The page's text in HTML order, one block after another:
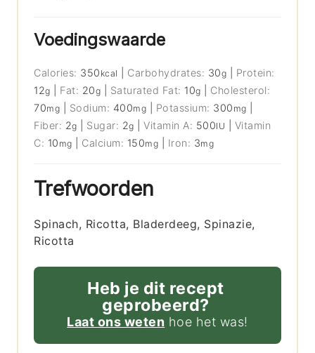
Voedingswaarde
Calories: 350 kcal Carbohydrates: 30g
Protein:
12g Fat: 20g Saturated Fat: 10g
Cholesterol:
70mg Sodium: 400mg Potassium: 300 mg
Fiber: 2g Sugar: 2g |Vitamin A: 500IU
Vitamin
C: 10 mg Calcium: 150mg Iron: 3mg
Trefwoorden
Spinach, Ricotta, Bladerdeeg, Spinazie,
Ricotta
Heb je dit recept
geprobeerd?
Laat ons weten hoe het was!